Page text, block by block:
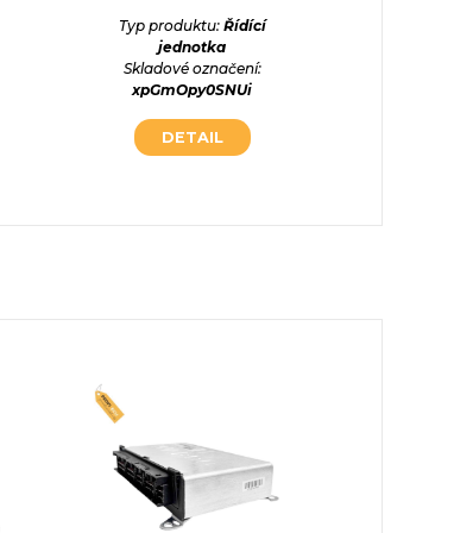
Typ produktu: Řídící
jednotka
Skladové označení:
xpGmOpy0SNUi
DETAIL